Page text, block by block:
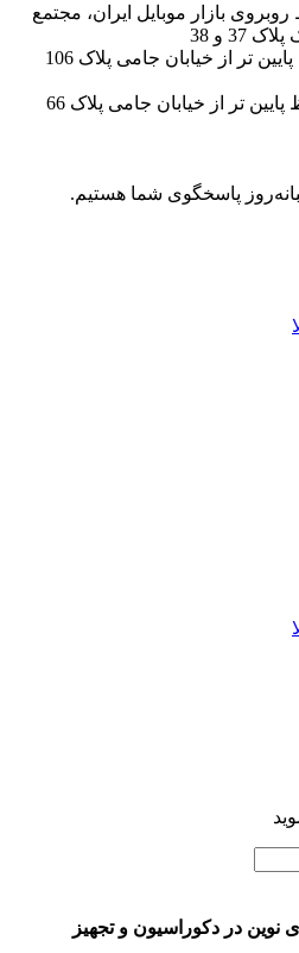
بازار موبایل ایران، مجتمع
و 38
شعبه دو : تهران خیابان حافظ پایین تر از خیابان جامی پلاک 106
شعبه سه : تهران خیابان حافظ پایین تر از خیابان جامی پلاک 66
نوین در دکوراسیون و تجهیز